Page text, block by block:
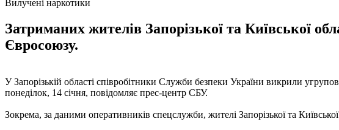
Вилучені наркотики
Затриманих жителів Запорізької та Київської
Євросоюзу.
У Запорізькій області співробітники Служби безпеки України викрили
понеділок, 14 січня, повідомляє прес-центр СБУ.
Зокрема, за даними оперативників спецслужби, жителі Запорізької та